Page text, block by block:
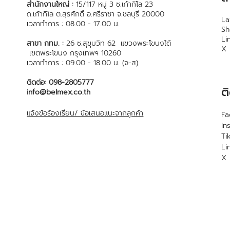
สำนักงานใหญ่ : 15/117 หมู่ 3 ซ.เก้ากิโล 23
ถ.เก้ากิโล ต.สุรศักดิ์ อ.ศรีราชา จ.ชลบุรี 20000
เวลาทำการ : 08.00 - 17.00 น.
สาขา กทม. :26 ซ.สุขุมวิท 62 แขวงพระโขนงใต้
เขตพระโขนง กรุงเทพฯ 10260
เวลาทำการ : 09.00 - 18.00 น. (จ-ส)
ติดต่อ: 098-2805777
info@belmex.co.th
แจ้งข้อร้องเรียน/ ข้อเสนอแนะจากลูกค้า
X
X